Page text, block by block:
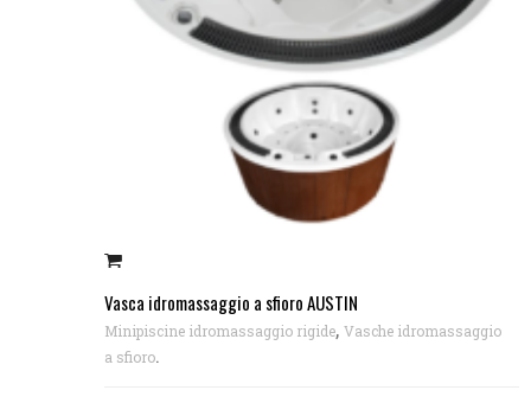
Vasca idromassaggio a sfioro AUSTIN
Minipiscine idromassaggio rigide, Vasche idromassaggio
a sfioro.